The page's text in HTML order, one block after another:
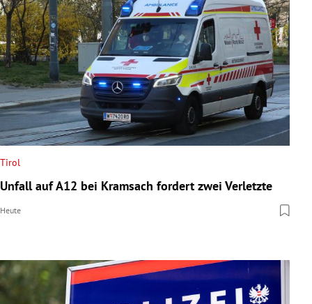
Untermenü
Untermenü
Untermenü
Untermenü
Untermenü
Untermenü
Tirol
Unfall auf A12 bei Kramsach fordert zwei Verletzte
Heute